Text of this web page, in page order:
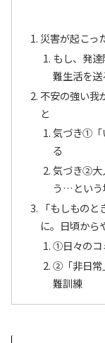
災害が起こっ
もし、発
難生活を
不安の強い我
と
気づき①「
る
気づき②大
う…という
「もしもの
に。日頃から
①日々のコ
②「非日常
難訓練